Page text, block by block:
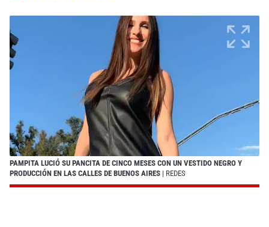
PAMPITA LUCIÓ SU PANCITA DE CINCO MESES CON UN VESTIDO NEGRO Y
PRODUCCIÓN EN LAS CALLES DE BUENOS AIRES | REDES